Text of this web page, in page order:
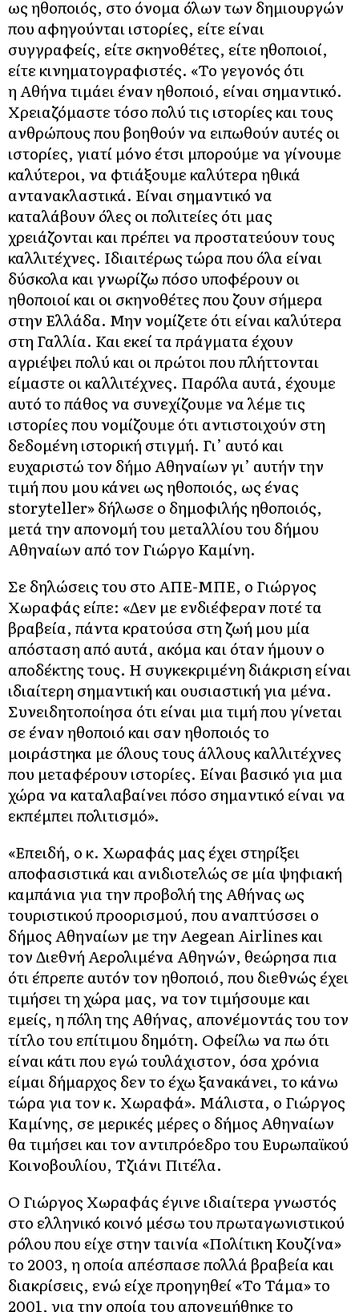
ως ηθοποιός, στο όνομα όλων των δημιουργών
που αφηγούνται ιστορίες, είτε είναι
συγγραφείς, είτε σκηνοθέτες, είτε ηθοποιοί,
είτε κινηματογραφιστές. «Το γεγονός ότι
η Αθήνα τιμάει έναν ηθοποιό, είναι σημαντικό.
Χρειαζόμαστε τόσο πολύ τις ιστορίες και τους
ανθρώπους που βοηθούν να ειπωθούν αυτές οι
ιστορίες, γιατί μόνο έτσι μπορούμε να γίνουμε
καλύτεροι, να φτιάξουμε καλύτερα ηθικά
αντανακλαστικά. Είναι σημαντικό να
καταλάβουν όλες οι πολιτείες ότι μας
χρειάζονται και πρέπει να προστατεύουν τους
καλλιτέχνες. Ιδιαιτέρως τώρα που όλα είναι
δύσκολα και γνωρίζω πόσο υποφέρουν οι
ηθοποιοί και οι σκηνοθέτες που ζουν σήμερα
στην Ελλάδα. Μην νομίζετε ότι είναι καλύτερα
στη Γαλλία. Και εκεί τα πράγματα έχουν
αγριέψει πολύ και οι πρώτοι που πλήττονται
είμαστε οι καλλιτέχνες. Παρόλα αυτά, έχουμε
αυτό το πάθος να συνεχίζουμε να λέμε τις
ιστορίες που νομίζουμε ότι αντιστοιχούν στη
δεδομένη ιστορική στιγμή. Γι’ αυτό και
ευχαριστώ τον δήμο Αθηναίων γι’ αυτήν την
τιμή που μου κάνει ως ηθοποιός, ως ένας
storyteller» δήλωσε ο δημοφιλής ηθοποιός,
μετά την απονομή του μεταλλίου του δήμου
Αθηναίων από τον Γιώργο Καμίνη.
Σε δηλώσεις του στο ΑΠΕ-ΜΠΕ, ο Γιώργος
Χωραφάς είπε: «Δεν με ενδιέφεραν ποτέ τα
βραβεία, πάντα κρατούσα στη ζωή μου μία
απόσταση από αυτά, ακόμα και όταν ήμουν ο
αποδέκτης τους. Η συγκεκριμένη διάκριση είναι
ιδιαίτερη σημαντική και ουσιαστική για μένα.
Συνειδητοποίησα ότι είναι μια τιμή που γίνεται
σε έναν ηθοποιό και σαν ηθοποιός το
μοιράστηκα με όλους τους άλλους καλλιτέχνες
που μεταφέρουν ιστορίες. Είναι βασικό για μια
χώρα να καταλαβαίνει πόσο σημαντικό είναι να
εκπέμπει πολιτισμό».
«Επειδή, ο κ. Χωραφάς μας έχει στηρίξει
αποφασιστικά και ανιδιοτελώς σε μία ψηφιακή
καμπάνια για την προβολή της Αθήνας ως
τουριστικού προορισμού, που αναπτύσσει ο
δήμος Αθηναίων με την Aegean Airlines και
τον Διεθνή Αερολιμένα Αθηνών, θεώρησα πια
ότι έπρεπε αυτόν τον ηθοποιό, που διεθνώς έχει
τιμήσει τη χώρα μας, να τον τιμήσουμε και
εμείς, η πόλη της Αθήνας, απονέμοντάς του τον
τίτλο του επίτιμου δημότη. Οφείλω να πω ότι
είναι κάτι που εγώ τουλάχιστον, όσα χρόνια
είμαι δήμαρχος δεν το έχω ξανακάνει, το κάνω
τώρα για τον κ. Χωραφά». Μάλιστα, ο Γιώργος
Καμίνης, σε μερικές μέρες ο δήμος Αθηναίων
θα τιμήσει και τον αντιπρόεδρο του Ευρωπαϊκού
Κοινοβουλίου, Τζιάνι Πιτέλα.
Ο Γιώργος Χωραφάς έγινε ιδιαίτερα γνωστός
στο ελληνικό κοινό μέσω του πρωταγωνιστικού
ρόλου που είχε στην ταινία «Πολίτικη Κουζίνα»
το 2003, η οποία απέσπασε πολλά βραβεία και
διακρίσεις, ενώ είχε προηγηθεί «Το Τάμα» το
2001, για την οποία του απονεμήθηκε το